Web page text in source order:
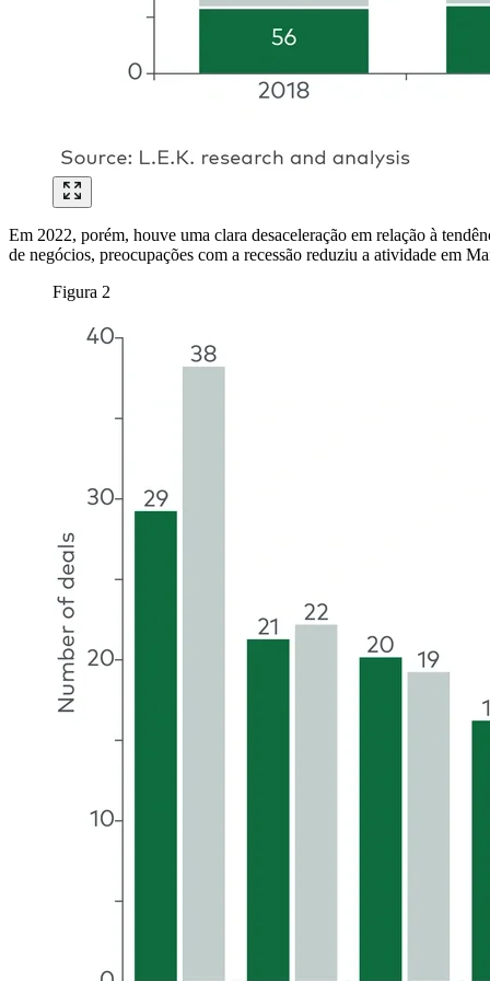
Em 2022, porém, houve uma clara desaceleração em relação à
de negócios, preocupações com a recessão reduziu a atividade em
Figura 2
Imagem